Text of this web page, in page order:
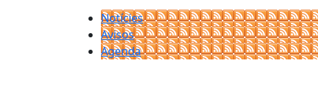
Notícies
Avisos
Agenda